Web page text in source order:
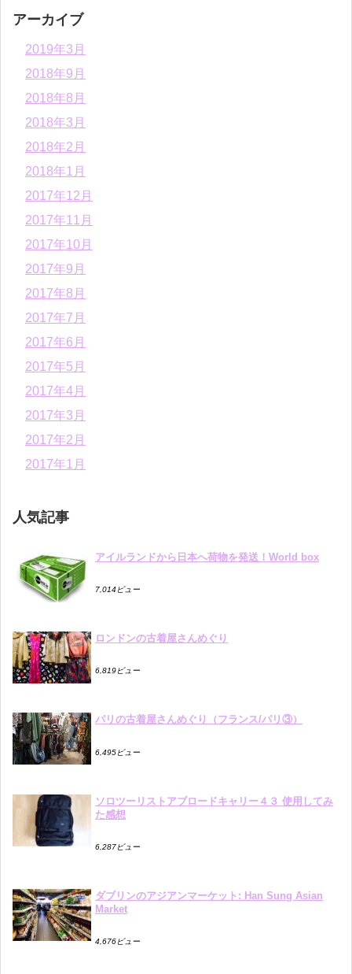
アーカイブ
2019年3月
2018年9月
2018年8月
2018年3月
2018年2月
2018年1月
2017年12月
2017年11月
2017年10月
2017年9月
2017年8月
2017年7月
2017年6月
2017年5月
2017年4月
2017年3月
2017年2月
2017年1月
人気記事
アイルランドから日本へ荷物を発送！World box
7,014ビュー
ロンドンの古着屋さんめぐり
6,819ビュー
パリの古着屋さんめぐり（フランス/パリ③）
6,495ビュー
ソロツーリストアブロードキャリー４３ 使用してみ
た感想
6,287ビュー
ダブリンのアジアンマーケット: Han Sung Asian
Market
4,676ビュー